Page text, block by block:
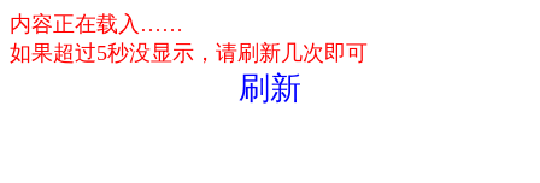
内容正在载入……
如果超过5秒没显示，请刷新几次即可
刷新